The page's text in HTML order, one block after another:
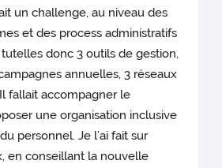
un challenge, au niveau des
et des process administratifs
donc 3 outils de gestion,
annuelles, 3 réseaux
fallait accompagner le
une organisation inclusive
personnel. Je l’ai fait sur
en conseillant la nouvelle